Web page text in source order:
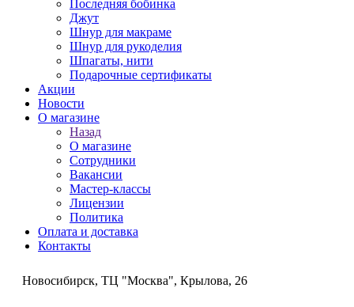
Последняя бобинка
Джут
Шнур для макраме
Шнур для рукоделия
Шпагаты, нити
Подарочные сертификаты
Акции
Новости
О магазине
Назад
О магазине
Сотрудники
Вакансии
Мастер-классы
Лицензии
Политика
Оплата и доставка
Контакты
Новосибирск, ТЦ "Москва", Крылова, 26